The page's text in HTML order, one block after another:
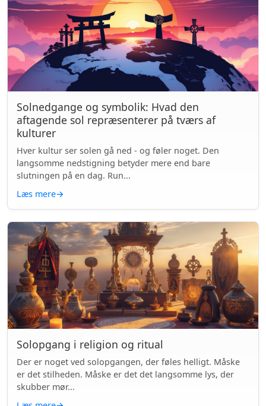
Solnedgange og symbolik: Hvad den
aftagende sol repræsenterer på tværs af
kulturer
Hver kultur ser solen gå ned - og føler noget. Den
langsomme nedstigning betyder mere end bare
slutningen på en dag. Run...
Læs mere→
Solopgang i religion og ritual
Der er noget ved solopgangen, der føles helligt. Måske
er det stilheden. Måske er det det langsomme lys, der
skubber mør...